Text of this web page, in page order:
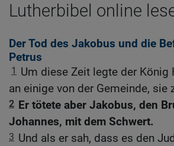
Lutherbibel online
Der Tod des Jakobus und die
Petrus
1
Um diese Zeit legte der König
an einige von der Gemeinde, sie
2 Er tötete aber Jakobus, den
Johannes, mit dem Schwert.
3 Und als er sah, dass es den